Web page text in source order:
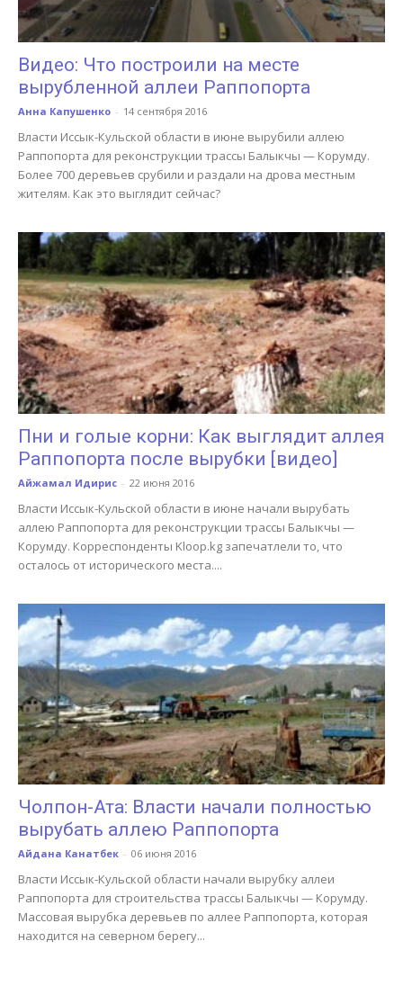
Видео: Что построили на месте
вырубленной аллеи Раппопорта
Анна Капушенко - 14 сентября 2016
Власти Иссык-Кульской области в июне вырубили аллею
Раппопорта для реконструкции трассы Балыкчы — Корумду.
Более 700 деревьев срубили и раздали на дрова местным
жителям. Как это выглядит сейчас?
Пни и голые корни: Как выглядит аллея
Раппопорта после вырубки [видео]
Айжамал Идирис - 22 июня 2016
Власти Иссык-Кульской области в июне начали вырубать
аллею Раппопорта для реконструкции трассы Балыкчы —
Корумду. Корреспонденты Kloop.kg запечатлели то, что
осталось от исторического места....
Чолпон-Ата: Власти начали полностью
вырубать аллею Раппопорта
Айдана Канатбек - 06 июня 2016
Власти Иссык-Кульской области начали вырубку аллеи
Раппопорта для строительства трассы Балыкчы — Корумду.
Массовая вырубка деревьев по аллее Раппопорта, которая
находится на северном берегу...